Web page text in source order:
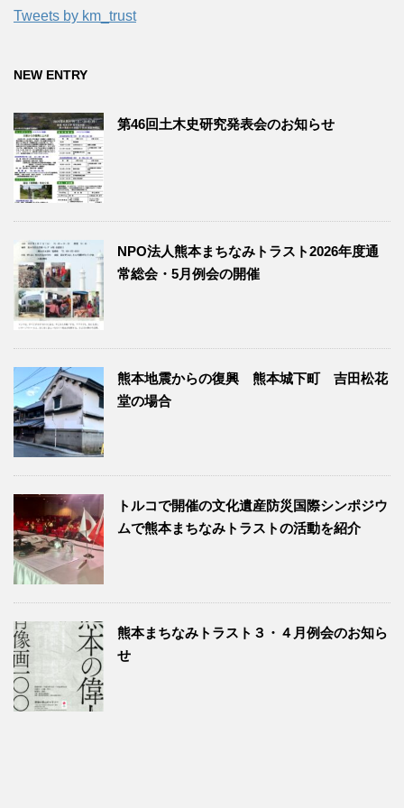
Tweets by km_trust
NEW ENTRY
第46回土木史研究発表会のお知らせ
NPO法人熊本まちなみトラスト2026年度通
常総会・5月例会の開催
熊本地震からの復興 熊本城下町 吉田松花
堂の場合
トルコで開催の文化遺産防災国際シンポジウ
ムで熊本まちなみトラストの活動を紹介
熊本まちなみトラスト３・４月例会のお知ら
せ